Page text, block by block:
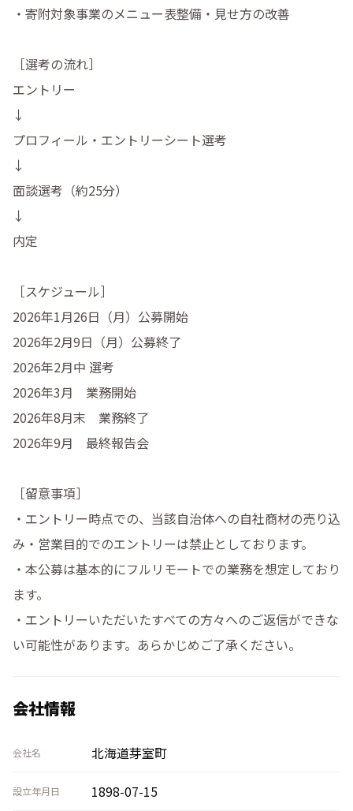
・寄附対象事業のメニュー表整備・見せ方の改善
［選考の流れ］
エントリー
↓
プロフィール・エントリーシート選考
↓
面談選考（約25分）
↓
内定
［スケジュール］
2026年1月26日（月）公募開始
2026年2月9日（月）公募終了
2026年2月中 選考
2026年3月　業務開始
2026年8月末　業務終了
2026年9月　最終報告会
［留意事項］
・エントリー時点での、当該自治体への自社商材の売り込
み・営業目的でのエントリーは禁止としております。
・本公募は基本的にフルリモートでの業務を想定しており
ます。
・エントリーいただいたすべての方々へのご返信ができな
い可能性があります。あらかじめご了承ください。
会社情報
会社名 北海道芽室町
設立年月日 1898-07-15